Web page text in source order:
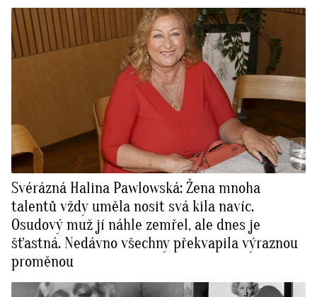
Svérázná Halina Pawlowská: Žena mnoha
talentů vždy uměla nosit svá kila navíc.
Osudový muž jí náhle zemřel, ale dnes je
šťastná. Nedávno všechny překvapila výraznou
proměnou